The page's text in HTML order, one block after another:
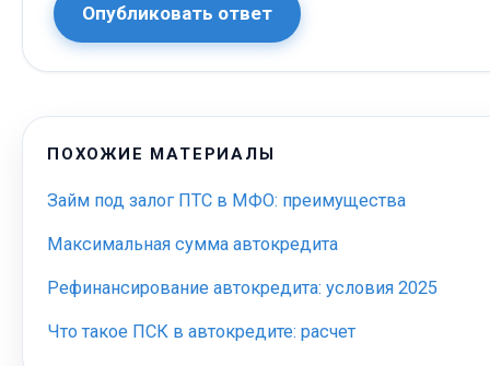
Опубликовать ответ
ПОХОЖИЕ МАТЕРИАЛЫ
Займ под залог ПТС в МФО: преимущества
Максимальная сумма автокредита
Рефинансирование автокредита: условия 2025
Что такое ПСК в автокредите: расчет